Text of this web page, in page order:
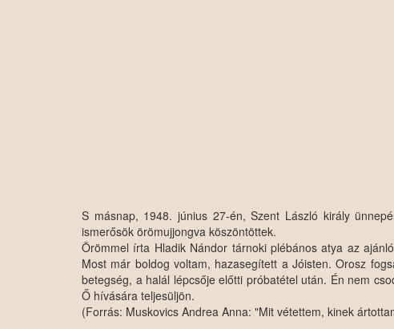
S másnap, 1948. június 27-én, Szent László király
ismerősök örömujjongva köszöntöttek.
Örömmel írta Hladik Nándor tárnoki plébános atya az
Most már boldog voltam, hazasegített a Jóisten. Orosz
betegség, a halál lépcsője előtti próbatétel után. Én nem
Ő hívására teljesüljön.
(Forrás: Muskovics Andrea Anna: "Mit vétettem, kinek